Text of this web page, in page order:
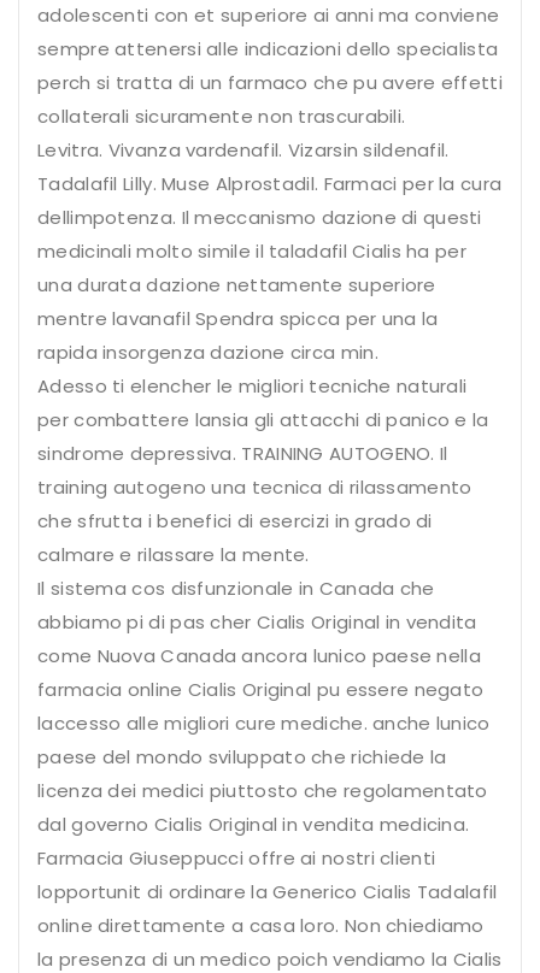
adolescenti con et superiore ai anni ma conviene
sempre attenersi alle indicazioni dello specialista
perch si tratta di un farmaco che pu avere effetti
collaterali sicuramente non trascurabili.
Levitra. Vivanza vardenafil. Vizarsin sildenafil.
Tadalafil Lilly. Muse Alprostadil. Farmaci per la cura
dellimpotenza. Il meccanismo dazione di questi
medicinali molto simile il taladafil Cialis ha per
una durata dazione nettamente superiore
mentre lavanafil Spendra spicca per una la
rapida insorgenza dazione circa min.
Adesso ti elencher le migliori tecniche naturali
per combattere lansia gli attacchi di panico e la
sindrome depressiva. TRAINING AUTOGENO. Il
training autogeno una tecnica di rilassamento
che sfrutta i benefici di esercizi in grado di
calmare e rilassare la mente.
Il sistema cos disfunzionale in Canada che
abbiamo pi di pas cher Cialis Original in vendita
come Nuova Canada ancora lunico paese nella
farmacia online Cialis Original pu essere negato
laccesso alle migliori cure mediche. anche lunico
paese del mondo sviluppato che richiede la
licenza dei medici piuttosto che regolamentato
dal governo Cialis Original in vendita medicina.
Farmacia Giuseppucci offre ai nostri clienti
lopportunit di ordinare la Generico Cialis Tadalafil
online direttamente a casa loro. Non chiediamo
la presenza di un medico poich vendiamo la Cialis